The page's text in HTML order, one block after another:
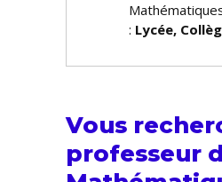
: Lycée,
Vous
professeur